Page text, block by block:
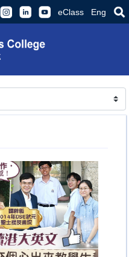
eClass Eng